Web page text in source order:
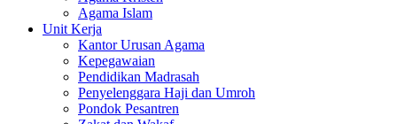
Agama Islam
Unit Kerja
Kantor Urusan Agama
Kepegawaian
Pendidikan Madrasah
Penyelenggara Haji dan Umroh
Pondok Pesantren